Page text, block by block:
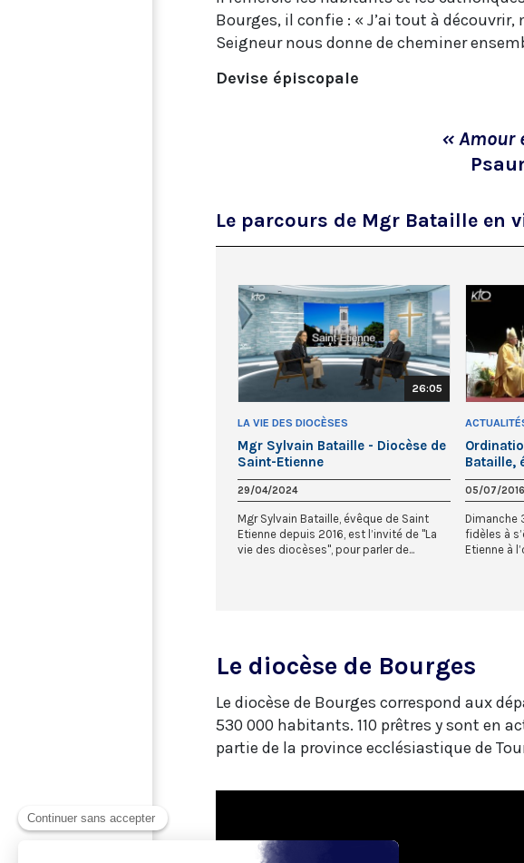
Bourges, il confie : « J’ai tout à
Seigneur nous donne de cheminer
Devise épiscopale
« Amour
Le parcours de Mgr Bataille en
26:05
LA VIE DES DIOCÈSES
Mgr Sylvain Bataille - Diocèse de
Saint-Etienne
29/04/2024
Mgr Sylvain Bataille, évêque de Saint
Etienne depuis 2016, est l’invité de "La
vie des diocèses", pour parler de...
Bataille,
05/07/2016
Dimanche
fidèles à
Etienne à
Le diocèse de Bourges
Le diocèse de Bourges correspond aux
530 000 habitants. 110 prêtres y sont en
partie de la province ecclésiastique de